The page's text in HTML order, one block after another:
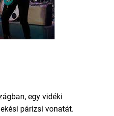
egy vidéki
párizsi vonatát.